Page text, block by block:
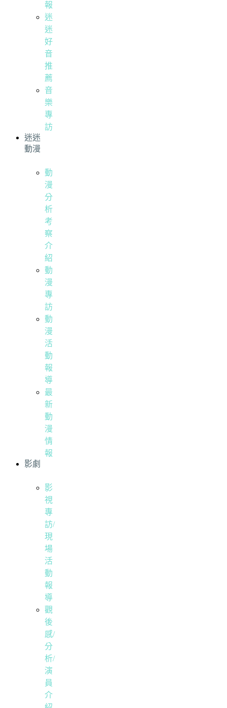
報
迷
迷
好
音
推
薦
音
樂
專
訪
迷迷
動漫
動
漫
分
析
考
察
介
紹
動
漫
專
訪
動
漫
活
動
報
導
最
新
動
漫
情
報
影劇
影
視
專
訪/
現
場
活
動
報
導
觀
後
感/
分
析/
演
員
介